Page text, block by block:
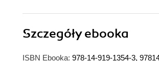
Szczegółyebooka
ISBN Ebooka: 978-14-919-1354-3,